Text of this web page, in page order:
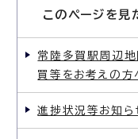
このページを見
常陸多賀駅周辺
買等をお考えの方
進捗状況等お知ら